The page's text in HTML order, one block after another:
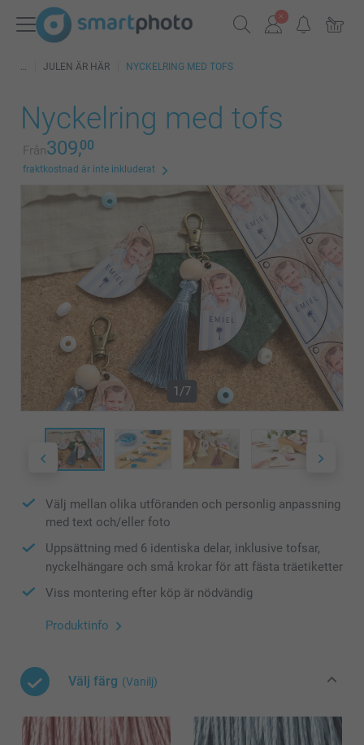
JULEN ÄR HÄR NYCKELRING MED TOFS
Nyckelring med tofs
Från309,00
fraktkostnad är inte inkluderat
1/7
Välj mellan olika utföranden och personlig anpassning
med text och/eller foto
Uppsättning med 6 identiska delar, inklusive tofsar,
nyckelhängare och små krokar för att fästa träetiketter
Viss montering efter köp är nödvändig
Produktinfo
Välj färg (Vanilj)